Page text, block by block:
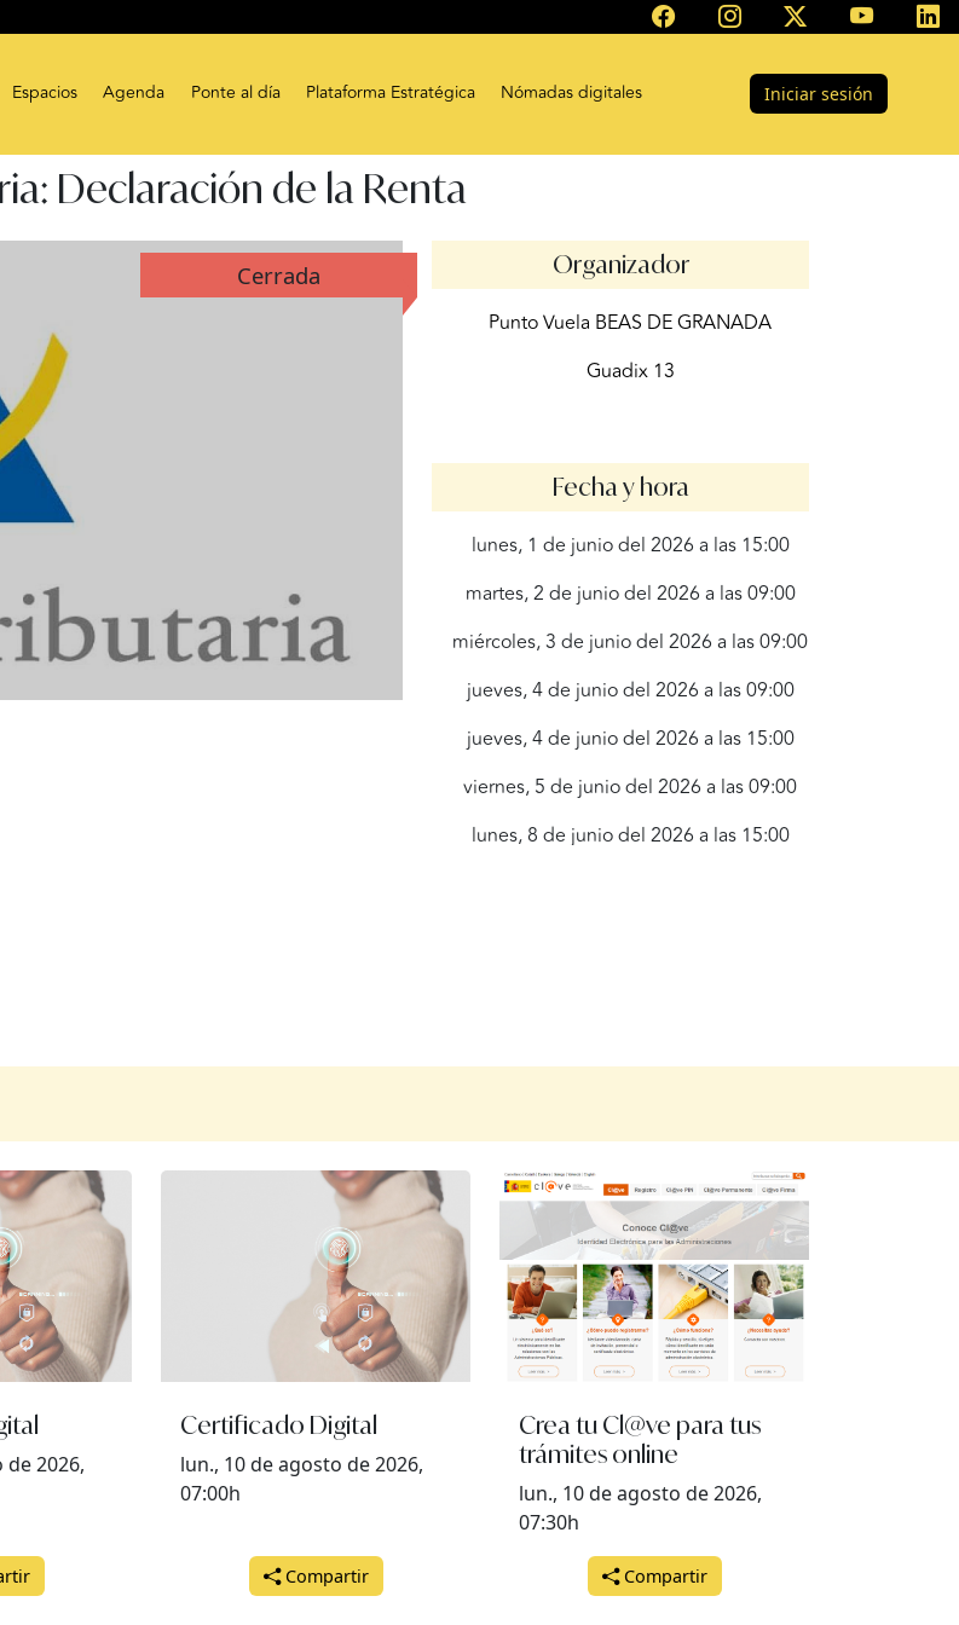
Espacios Agenda Ponte al día Plataforma Estratégica Nómadas digitales Iniciar sesión
Declaración de la Renta
Cerrada Organizador
Punto Vuela BEAS DE GRANADA
Guadix 13
Fecha y hora
lunes, 1 de junio del 2026 a las 15:00
martes, 2 de junio del 2026 a las 09:00
miércoles, 3 de junio del 2026 a las 09:00
jueves, 4 de junio del 2026 a las 09:00
jueves, 4 de junio del 2026 a las 15:00
viernes, 5 de junio del 2026 a las 09:00
lunes, 8 de junio del 2026 a las 15:00
de 2026,
Certificado Digital
lun., 10 de agosto de 2026,
07:00h
Compartir
Crea tu Cl@ve para tus
trámites online
lun., 10 de agosto de 2026,
07:30h
Compartir